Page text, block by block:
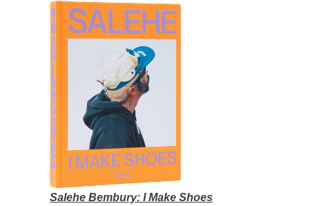
Salehe Bembury: I Make Shoes